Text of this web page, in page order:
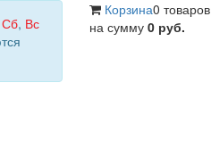
Сб, Вс
Корзина0 товаров
на сумму 0 руб.